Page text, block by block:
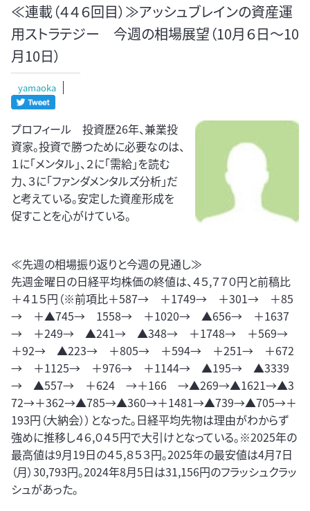
≪連載（４４６回目）≫アッシュブレインの資産運
用ストラテジー 今週の相場展望（10月６日～10
月10日）
yamaoka
プロフィール 投資歴26年、兼業投
資家。投資で勝つために必要なのは、
１に「メンタル」、２に「需給」を読む
力、３に「ファンダメンタルズ分析」だ
と考えている。安定した資産形成を
促すことを心がけている。
≪先週の相場振り返りと今週の見通し≫
先週金曜日の日経平均株価の終値は、４５,７７０円と前稿比
＋４１５円（※前項比＋587→ ＋1749→ ＋301→ ＋85
→ ＋▲745→ 1558→ ＋1020→ ▲656→ ＋1637
→ ＋249→ ▲241→ ▲348→ ＋1748→ ＋569→
＋92→ ▲223→ ＋805→ ＋594→ ＋251→ ＋672
→ ＋1125→ ＋976→ ＋1144→ ▲195→ ▲3339
→ ▲557→ ＋624 →＋166 →▲269→▲1621→▲3
72→＋362→▲785→▲360→＋1481→▲739→▲705→＋
193円（大納会））となった。日経平均先物は理由がわからず
強めに推移し４６,０４５円で大引けとなっている。※2025年の
最高値は9月19日の４５,８５３円。2025年の最安値は4月7日
（月）30,793円。2024年8月5日は31,156円のフラッシュクラッ
シュがあった。